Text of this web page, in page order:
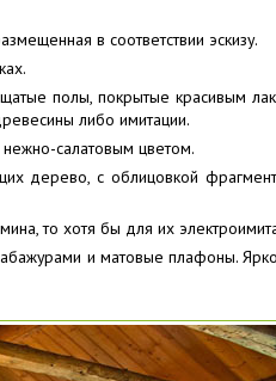
в соответствии эскизу.
полы, покрытые красивым
либо имитации.
нежно-салатовым цветом.
дерево, с облицовкой
то хотя бы для их
и матовые плафоны.